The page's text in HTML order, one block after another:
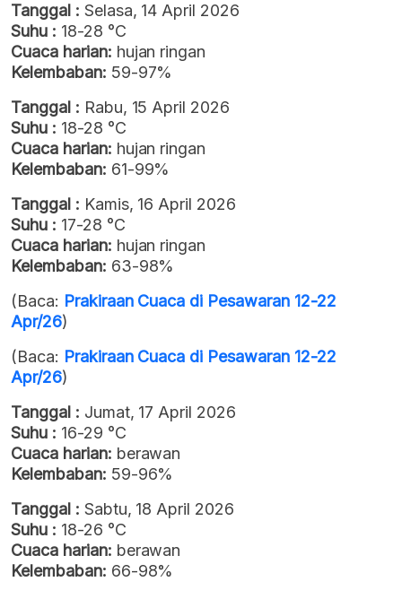
Tanggal : Selasa, 14 April 2026
Suhu : 18-28 °C
Cuaca harian: hujan ringan
Kelembaban: 59-97%
Tanggal : Rabu, 15 April 2026
Suhu : 18-28 °C
Cuaca harian: hujan ringan
Kelembaban: 61-99%
Tanggal : Kamis, 16 April 2026
Suhu : 17-28 °C
Cuaca harian: hujan ringan
Kelembaban: 63-98%
(Baca: Prakiraan Cuaca di Pesawaran 12-22
Apr/26)
(Baca: Prakiraan Cuaca di Pesawaran 12-22
Apr/26)
Tanggal : Jumat, 17 April 2026
Suhu : 16-29 °C
Cuaca harian: berawan
Kelembaban: 59-96%
Tanggal : Sabtu, 18 April 2026
Suhu : 18-26 °C
Cuaca harian: berawan
Kelembaban: 66-98%